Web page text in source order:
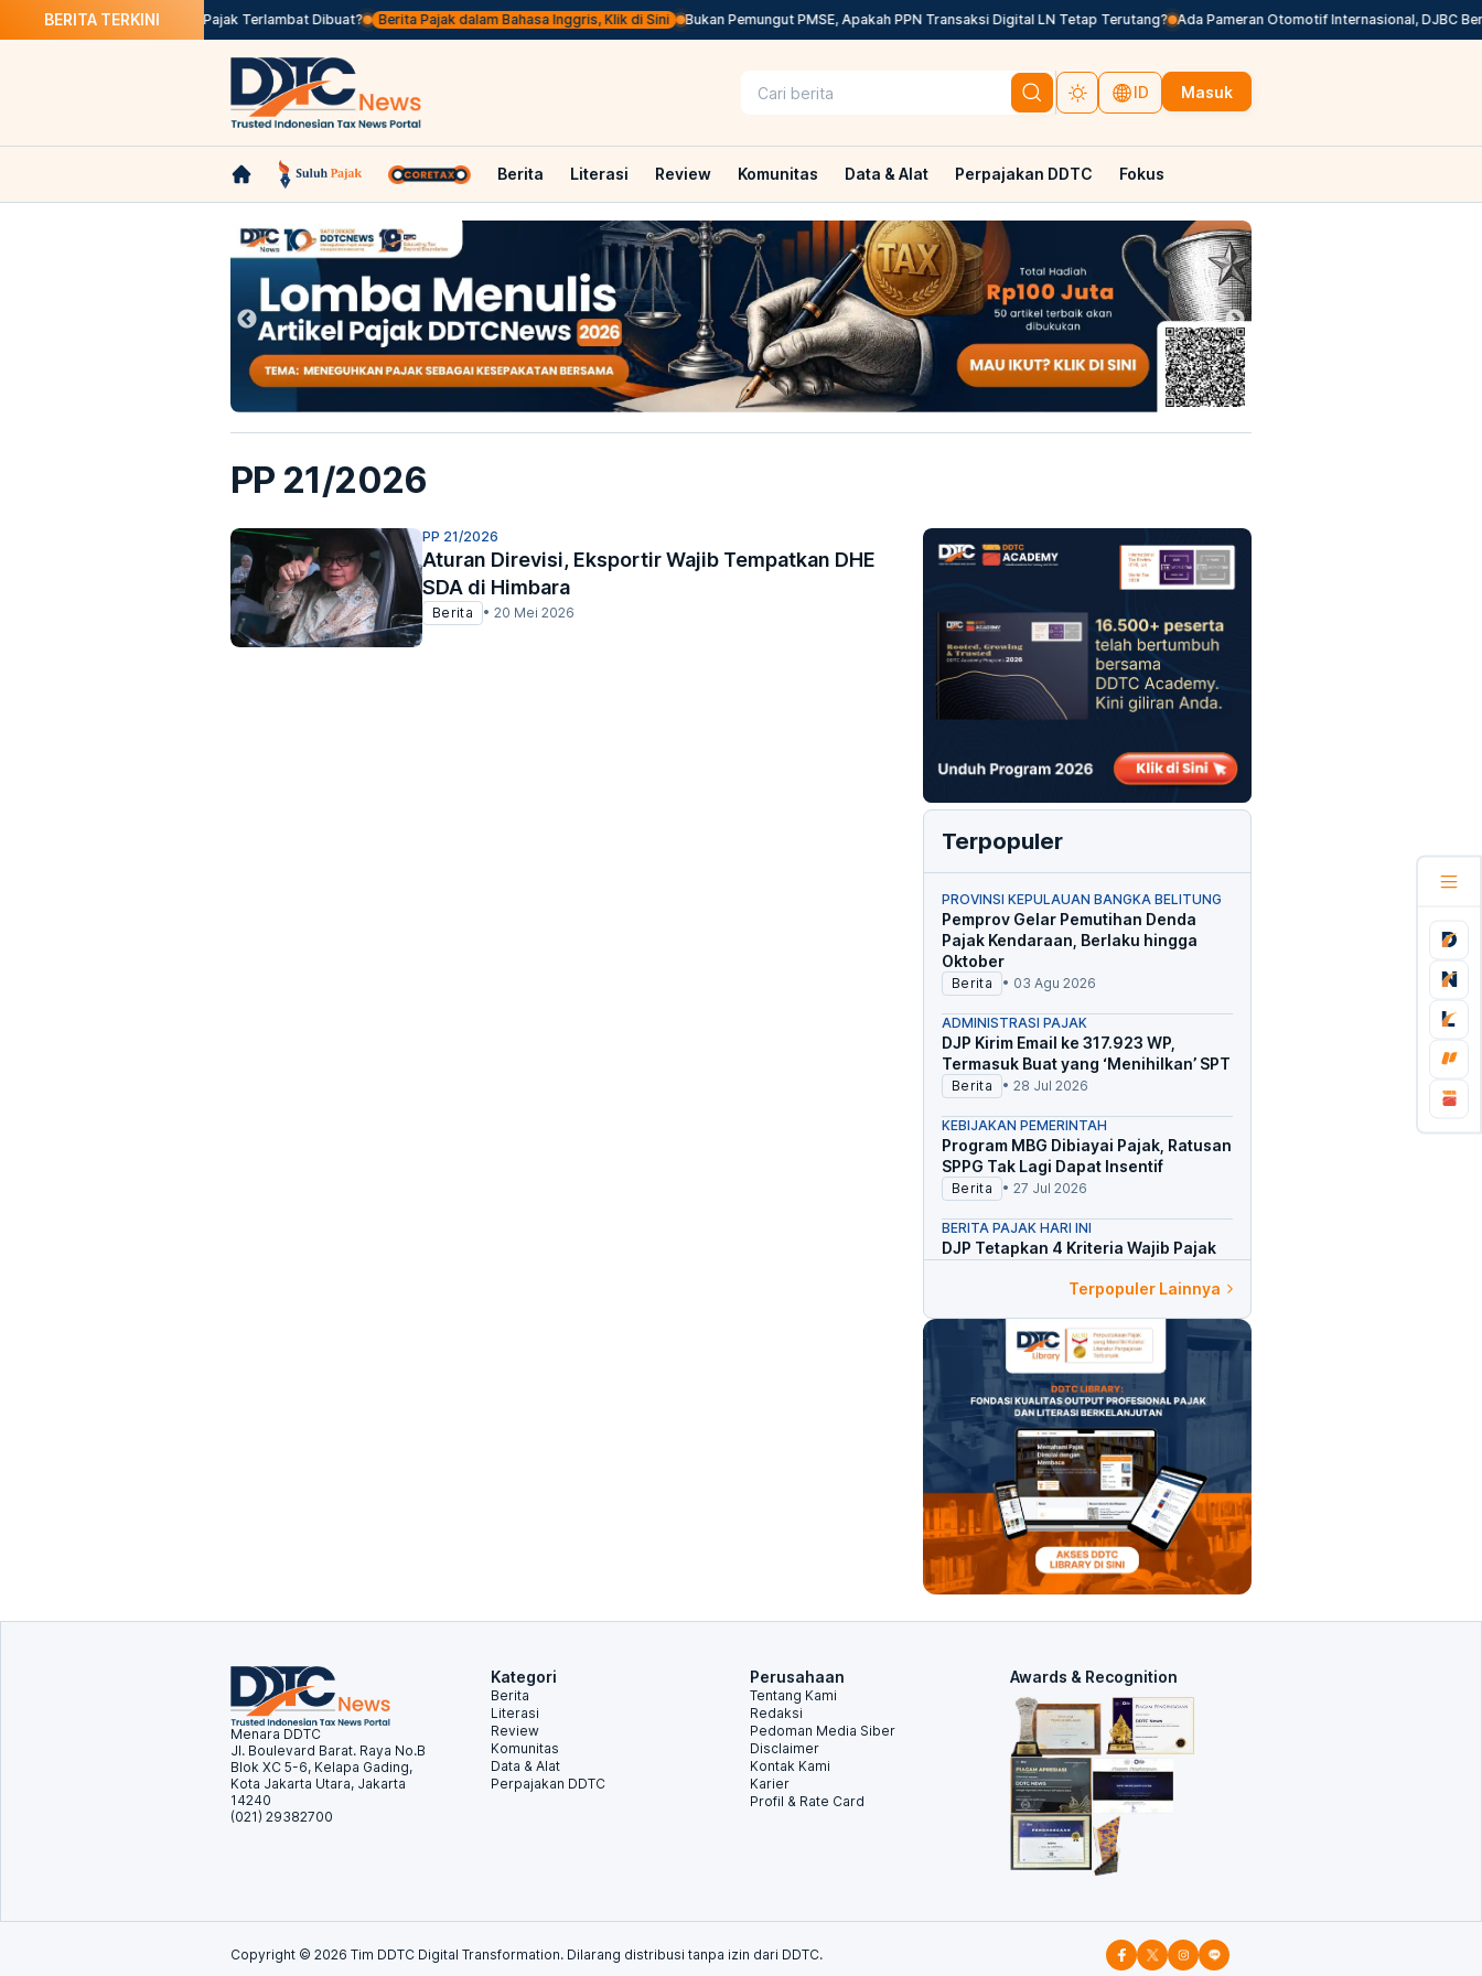
BERITA TERKINI
Seleksi Apa Itu Faktur Pajak Terlambat Dibuat? Berita Pajak dalam Bahasa Inggris, Klik di Sini Bukan Pemungut PMSE, Apakah PPN Transaksi Digital LN Tetap Terutang? Ada Pameran Otomotif Internasional, DJBC Beri
ID Masuk
Berita Literasi Review Komunitas Data & Alat Perpajakan DDTC Fokus
PP 21/2026
PP 21/2026
Aturan Direvisi, Eksportir Wajib Tempatkan DHE
SDA di Himbara
Berita • 20 Mei 2026
Terpopuler
PROVINSI KEPULAUAN BANGKA BELITUNG
Pemprov Gelar Pemutihan Denda
Pajak Kendaraan, Berlaku hingga
Oktober
Berita • 03 Agu 2026
ADMINISTRASI PAJAK
DJP Kirim Email ke 317.923 WP,
Termasuk Buat yang ‘Menihilkan’ SPT
Berita • 28 Jul 2026
KEBIJAKAN PEMERINTAH
Program MBG Dibiayai Pajak, Ratusan
SPPG Tak Lagi Dapat Insentif
Berita • 27 Jul 2026
BERITA PAJAK HARI INI
DJP Tetapkan 4 Kriteria Wajib Pajak
28 Jul 2026
KEPATUHAN PAJAK
DJP Masih Teliti SPT Tahunan,
Termasuk yang Sengaja Hapus Bupot
Berita 28 Jul 2026
Terpopuler Lainnya
Menara DDTC
Jl. Boulevard Barat. Raya No.B
Blok XC 5-6, Kelapa Gading,
Kota Jakarta Utara, Jakarta
14240
(021) 29382700
Kategori
Berita
Literasi
Review
Komunitas
Data & Alat
Perpajakan DDTC
Perusahaan
Tentang Kami
Redaksi
Pedoman Media Siber
Disclaimer
Kontak Kami
Karier
Profil & Rate Card
Awards & Recognition
Copyright © 2026 Tim DDTC Digital Transformation. Dilarang distribusi tanpa izin dari DDTC.